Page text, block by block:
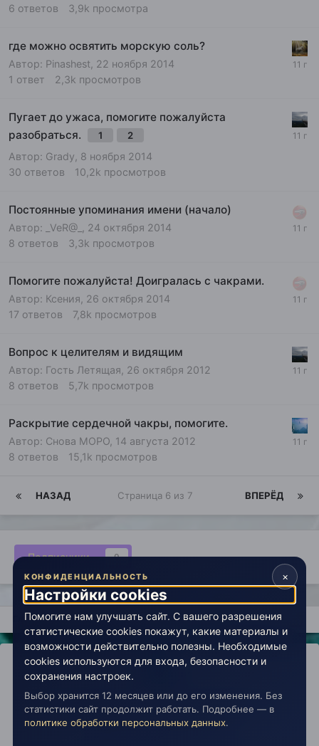
6 ответов 3,9k просмотра
где можно освятить морскую соль?
Автор: Pinashest 22 ноября 2014
1 ответ 2,3k просмотров
Пугает до ужаса, помогите пожалуйста
разобраться.
1 2
Автор: Grady 8 ноября 2014
30 ответов 10,2k просмотров
Постоянные упоминания имени (начало)
Автор: _VeR@_
24 октября 2014
8 ответов 3,3k просмотров
Помогите пожалуйста! Доигралась с чакрами.
Автор: Ксения 26 октября 2014
17 ответов 7,8k просмотров
Вопрос к целителям и видящим
Автор: Гость Летящая, 26 октября 2012
8 ответов 5,7k просмотров
Раскрытие сердечной чакры, помогите.
Автор: Снова МОРО 14 августа 2012
8 ответов 15,1k просмотров
НАЗАД ВПЕРЁД
Страница 6 из 7
Подписчики 0
Главная Лаборатория История Врата в эзотерику
IPS ThemebyIPSFocus
Политика конфиденциальности
Обратная связь
Настройки cookies
copyright © 2026 Живая Эзотерика
×
КОНФИДЕНЦИАЛЬНОСТЬ
Настройки cookies
Помогите нам улучшать сайт. С вашего разрешения
статистические cookies покажут, какие материалы и
возможности действительно полезны. Необходимые
cookies используются для входа, безопасности и
сохранения настроек.
Выбор хранится 12 месяцев или до его изменения. Без
статистики сайт продолжит работать. Подробнее — в
политике обработки персональных данных.